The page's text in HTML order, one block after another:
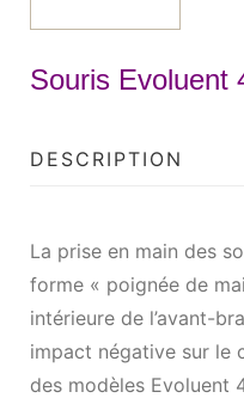
Souris Evoluent
DESCRIPTION
La prise en main des
forme « poignée de
intérieure de l’avant-
impact négative sur le
des modèles Evoluent